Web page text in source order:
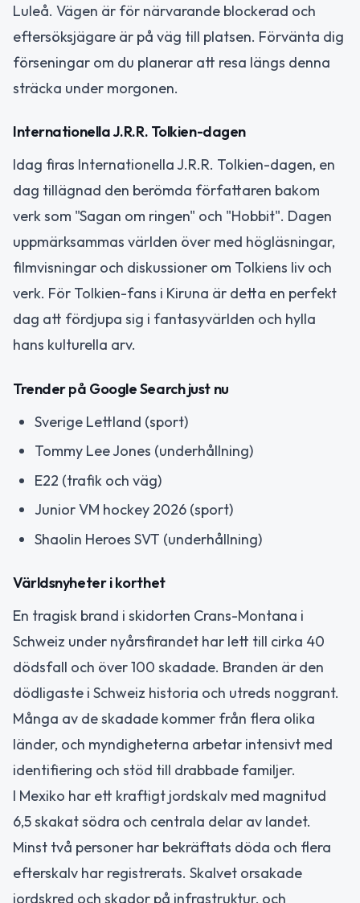
Luleå. Vägen är för närvarande blockerad och
eftersöksjägare är på väg till platsen. Förvänta dig
förseningar om du planerar att resa längs denna
sträcka under morgonen.
Internationella J.R.R. Tolkien-dagen
Idag firas Internationella J.R.R. Tolkien-dagen, en
dag tillägnad den berömda författaren bakom
verk som "Sagan om ringen" och "Hobbit". Dagen
uppmärksammas världen över med högläsningar,
filmvisningar och diskussioner om Tolkiens liv och
verk. För Tolkien-fans i Kiruna är detta en perfekt
dag att fördjupa sig i fantasyvärlden och hylla
hans kulturella arv.
Trender på Google Search just nu
Sverige Lettland (sport)
Tommy Lee Jones (underhållning)
E22 (trafik och väg)
Junior VM hockey 2026 (sport)
Shaolin Heroes SVT (underhållning)
Världsnyheter i korthet
En tragisk brand i skidorten Crans-Montana i
Schweiz under nyårsfirandet har lett till cirka 40
dödsfall och över 100 skadade. Branden är den
dödligaste i Schweiz historia och utreds noggrant.
Många av de skadade kommer från flera olika
länder, och myndigheterna arbetar intensivt med
identifiering och stöd till drabbade familjer.
I Mexiko har ett kraftigt jordskalv med magnitud
6,5 skakat södra och centrala delar av landet.
Minst två personer har bekräftats döda och flera
efterskalv har registrerats. Skalvet orsakade
jordskred och skador på infrastruktur, och